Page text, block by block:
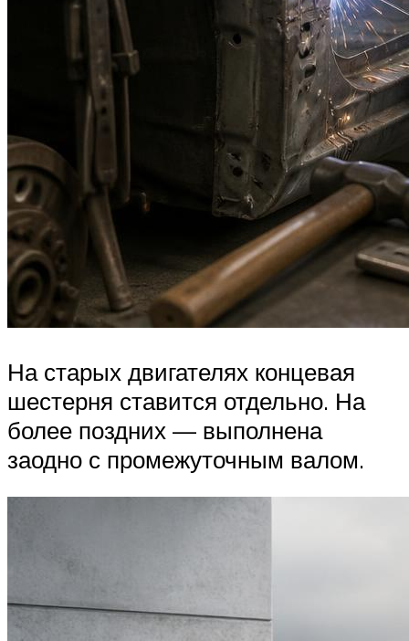
На старых двигателях концевая
шестерня ставится отдельно. На
более поздних — выполнена
заодно с промежуточным валом.